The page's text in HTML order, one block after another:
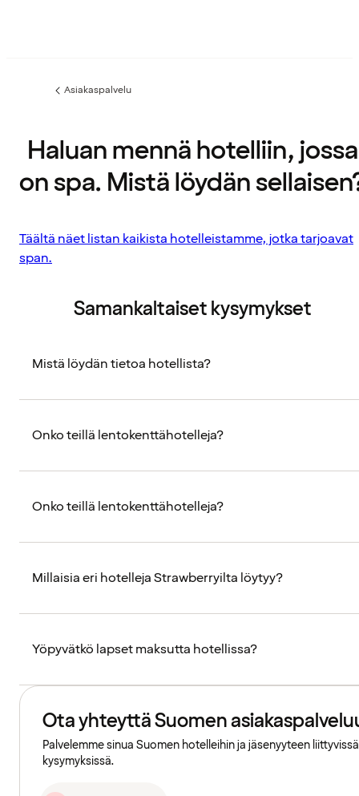
Edellinen
Asiakaspalvelu
Haluan mennä hotelliin, jossa
on spa. Mistä löydän
Täältä näet listan kaikista hotelleistamme, jotka tarjoavat
span.
Samankaltaiset kysymykset
Mistä löydän tietoa hotellista?
Onko teillä lentokenttähotelleja?
Onko teillä lentokenttähotelleja?
Millaisia eri hotelleja Strawberryilta löytyy?
Yöpyvätkö lapset maksutta hotellissa?
Ota yhteyttä Suomen
Palvelemme sinua Suomen hotelleihin ja jäsenyyteen liittyvissä
kysymyksissä.